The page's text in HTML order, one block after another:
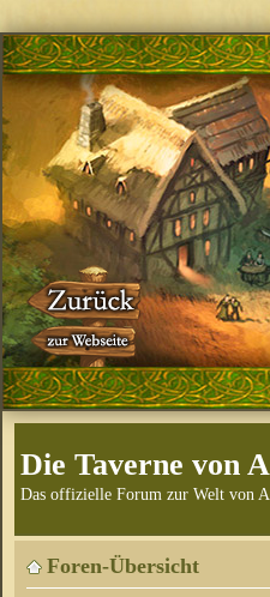
Die Taverne von
Das offizielle Forum zur Welt von
Foren-Übersicht